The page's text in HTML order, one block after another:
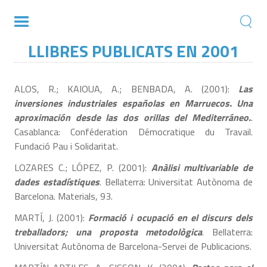
LLIBRES PUBLICATS EN 2001
ALOS, R.; KAIOUA, A.; BENBADA, A. (2001): Las
inversiones industriales españolas en Marruecos. Una
aproximación desde las dos orillas del Mediterráneo..
Casablanca: Conféderation Démocratique du Travail.
Fundació Pau i Solidaritat.
LOZARES C.; LÓPEZ, P. (2001): Anàlisi multivariable de
dades estadístiques. Bellaterra: Universitat Autònoma de
Barcelona. Materials, 93.
MARTÍ, J. (2001): Formació i ocupació en el discurs dels
treballadors; una proposta metodològica. Bellaterra:
Universitat Autònoma de Barcelona-Servei de Publicacions.